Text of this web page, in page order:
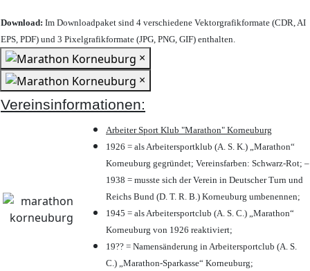
Download: Im Downloadpaket sind 4 verschiedene Vektorgrafikformate (CDR, AI
EPS, PDF) und 3 Pixelgrafikformate (JPG, PNG, GIF) enthalten.
×
×
Vereinsinformationen:
Arbeiter Sport Klub "Marathon" Korneuburg
1926 = als Arbeitersportklub (A. S. K.) „Marathon“
Korneuburg gegründet; Vereinsfarben: Schwarz-Rot; –
1938 = musste sich der Verein in Deutscher Turn und
Reichs Bund (D. T. R. B.) Korneuburg umbenennen;
1945 = als Arbeitersportclub (A. S. C.) „Marathon“
Korneuburg von 1926 reaktiviert;
19?? = Namensänderung in Arbeitersportclub (A. S.
C.) „Marathon-Sparkasse“ Korneuburg;